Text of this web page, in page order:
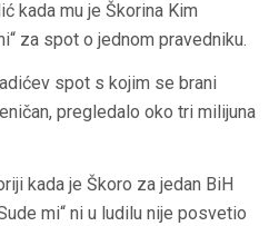
kada mu je Škorina Kim
za spot o jednom pravedniku.
spot s kojim se brani
pregledalo oko tri milijuna
kada je Škoro za jedan BiH
mi“ ni u ludilu nije posvetio